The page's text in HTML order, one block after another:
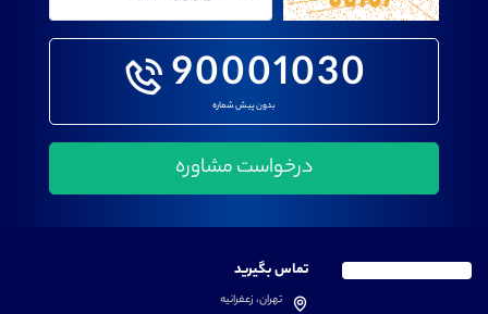
90001030
بدون پیش شماره
تماس بگیرید
تهران، زعفرانیه